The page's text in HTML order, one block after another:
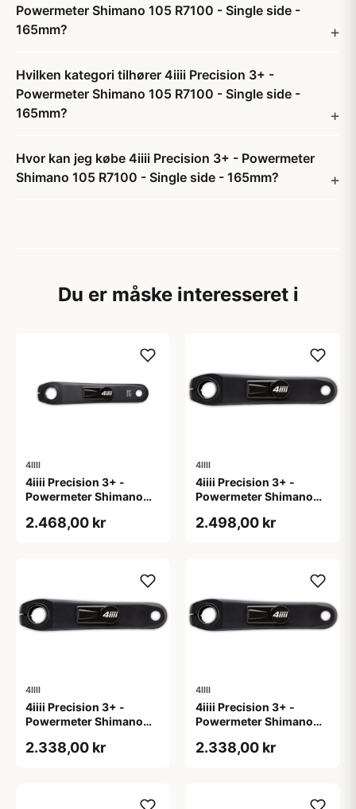
Powermeter Shimano 105 R7100 - Single side -
165mm?
Hvilken kategori tilhører 4iiii Precision 3+ -
Powermeter Shimano 105 R7100 - Single side -
165mm?
Hvor kan jeg købe 4iiii Precision 3+ - Powermeter
Shimano 105 R7100 - Single side - 165mm?
Du er måske interesseret i
4IIII
4iiii Precision 3+ -
Powermeter Shimano
- 172,5mm
2.468,00 kr
4IIII
4iiii Precision 3+ -
Powermeter Shimano
- 170mm
2.498,00 kr
4IIII
4iiii Precision 3+ -
Powermeter Shimano
- 172,5mm
2.338,00 kr
4IIII
4iiii Precision 3+ -
Powermeter Shimano
- 175mm
2.338,00 kr